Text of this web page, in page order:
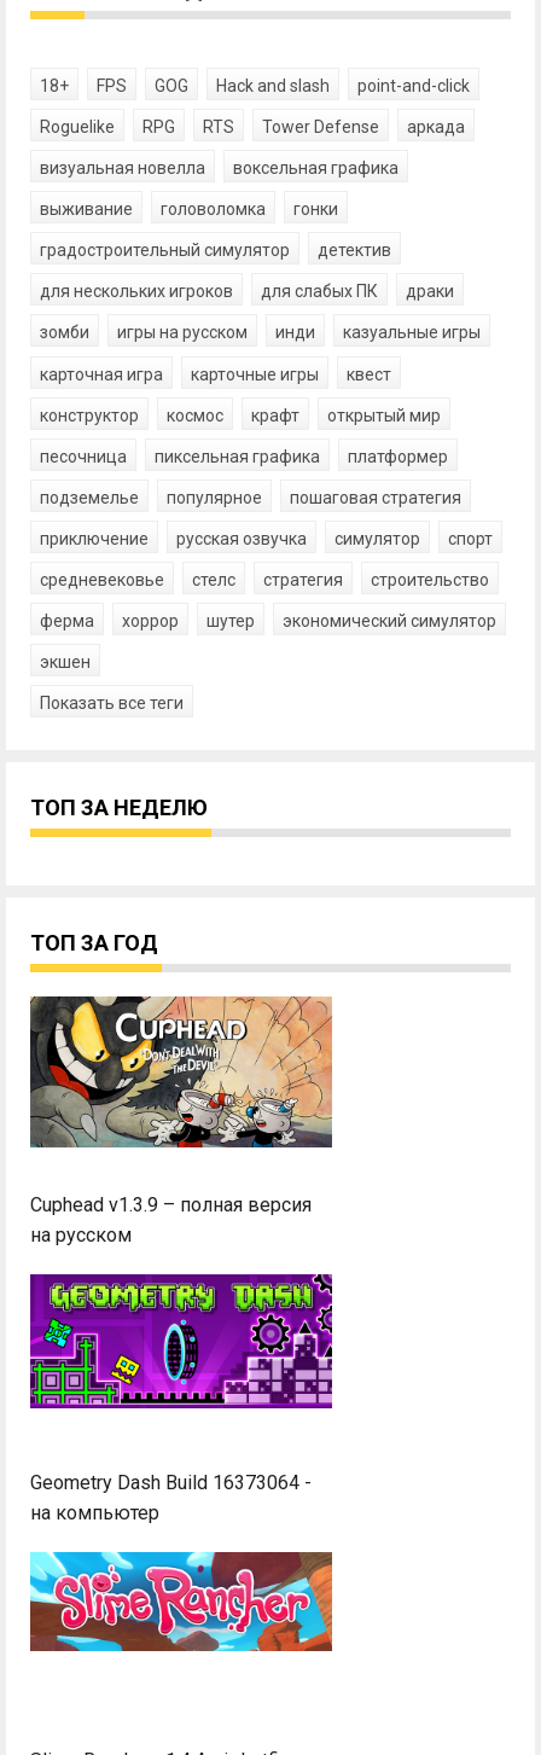
18+ FPS GOG Hack and slash point-and-click
Roguelike RPG RTS Tower Defense аркада
визуальная новелла воксельная графика
выживание головоломка гонки
градостроительный симулятор детектив
для нескольких игроков для слабых ПК драки
зомби игры на русском инди казуальные игры
карточная игра карточные игры квест
конструктор космос крафт открытый мир
песочница пиксельная графика платформер
подземелье популярное пошаговая стратегия
приключение русская озвучка симулятор спорт
средневековье стелс стратегия строительство
ферма хоррор шутер экономический симулятор
экшен
Показать все теги
ТОП ЗА НЕДЕЛЮ
ТОП ЗА ГОД
Cuphead v1.3.9 – полная версия
на русском
Geometry Dash Build 16373064 -
на компьютер